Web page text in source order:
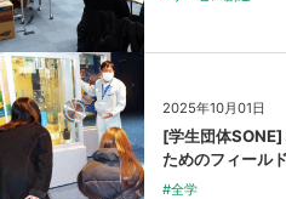
2025年10月01日
[学生団体
ためのフィール
#全学